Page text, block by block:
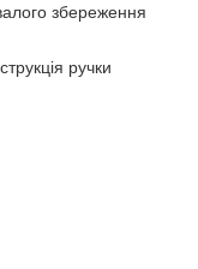
збереження
ручки